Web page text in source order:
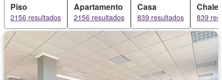
Piso
2156 resultados
Apartamento
2156 resultados
Casa
839 resultados
Chalet
839